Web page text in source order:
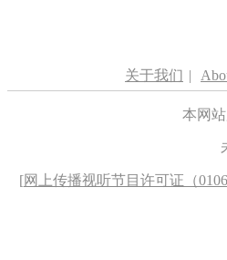
关于我们 |
本网
[网上传播视听节目许可证（